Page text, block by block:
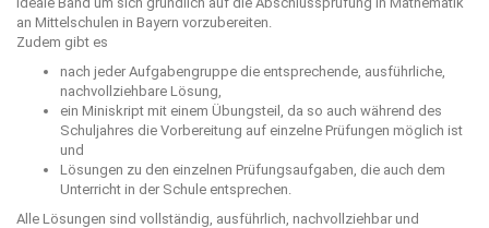
an Mittelschulen in Bayern vorzubereiten.
Zudem gibt es
nach jeder Aufgabengruppe die entsprechende, ausführliche,
nachvollziehbare Lösung,
ein Miniskript mit einem Übungsteil, da so auch während des
Schuljahres die Vorbereitung auf einzelne Prüfungen möglich ist
und
Lösungen zu den einzelnen Prüfungsaufgaben, die auch dem
Unterricht in der Schule entsprechen.
Alle Lösungen sind vollständig, ausführlich, nachvollziehbar und